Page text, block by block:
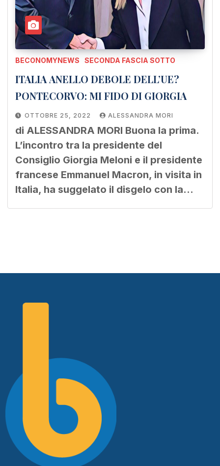
BECONOMYNEWS SECONDA FASCIA SOTTO
ITALIA ANELLO DEBOLE DELL’UE?
PONTECORVO: MI FIDO DI GIORGIA
OTTOBRE 25, 2022 ALESSANDRA MORI
di ALESSANDRA MORI Buona la prima.
L’incontro tra la presidente del
Consiglio Giorgia Meloni e il presidente
francese Emmanuel Macron, in visita in
Italia, ha suggelato il disgelo con la…